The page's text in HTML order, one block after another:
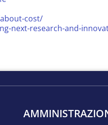
cost/
next-research-and-